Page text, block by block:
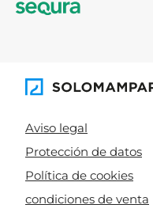
Aviso legal
Protección de datos
Política de cookies
condiciones de venta